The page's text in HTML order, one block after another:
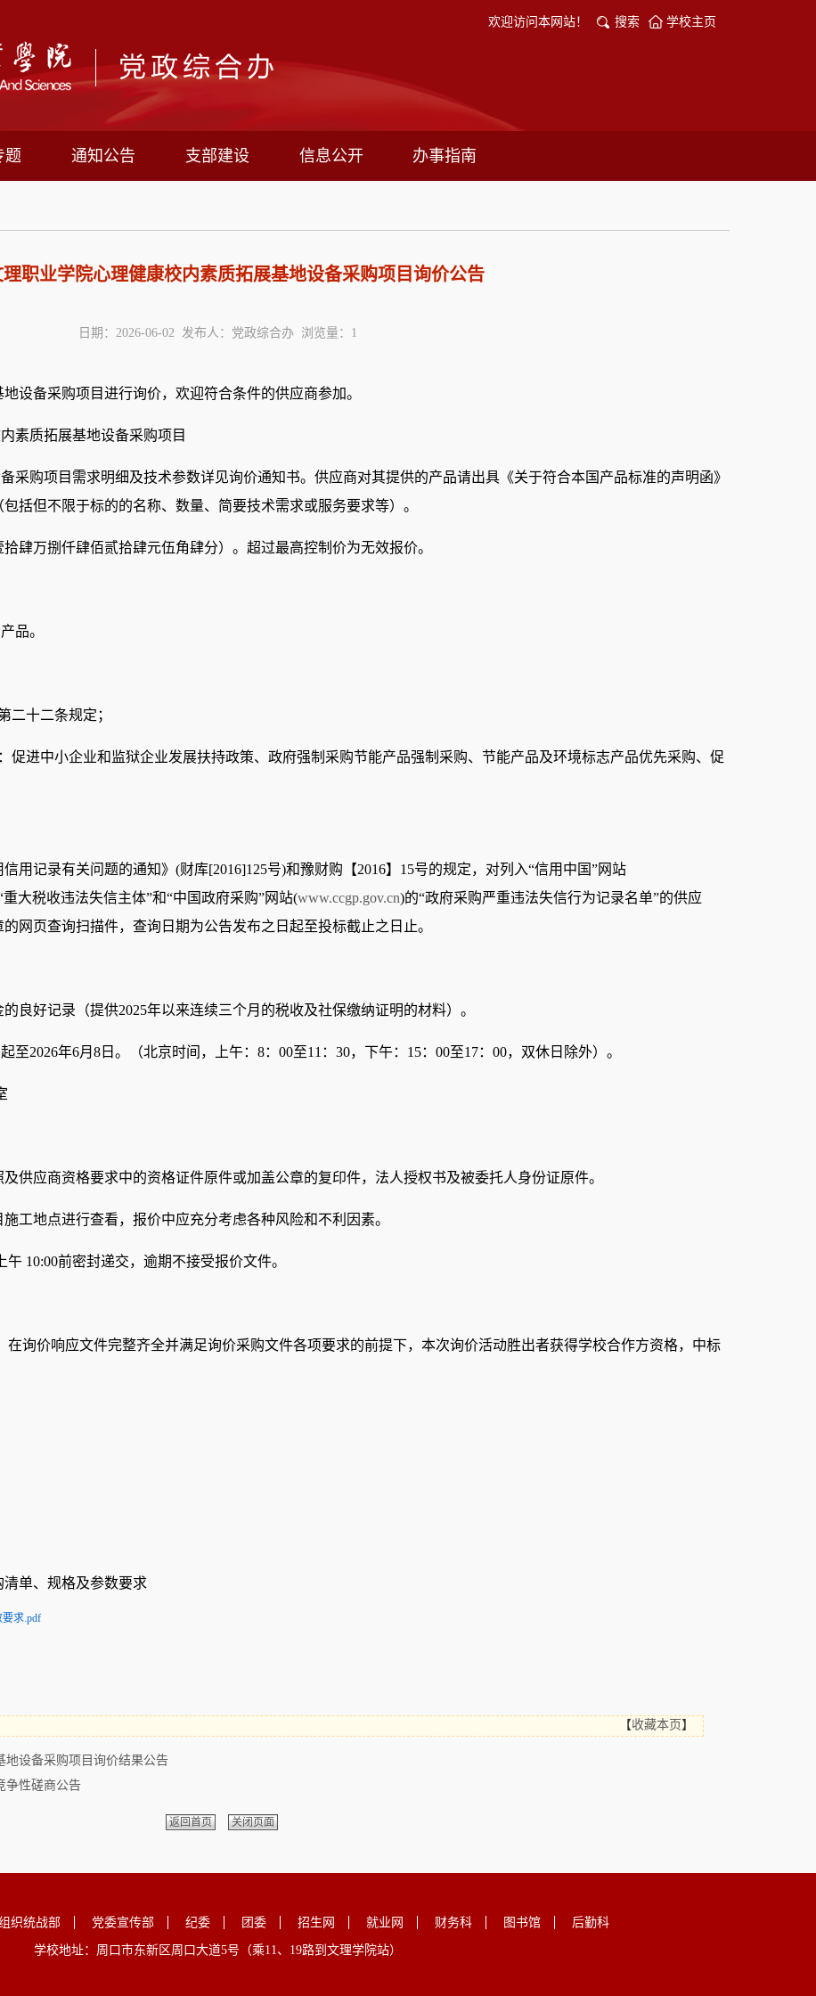
欢迎访问本网站！ 搜索 学校主页
题 通知公告 支部建设 信息公开 办事指南
理职业学院心理健康校内素质拓展基地设备采购项目询价公告
日期：2026-06-02 发布人：党政综合办 浏览量： 1
设备采购项目进行询价，欢迎符合条件的供应商参加。
素质拓展基地设备采购项目
采购项目需求明细及技术参数详见询价通知书。供应商对其提供的产品请出具《关于符合本国产品标准的声明函》
括但不限于标的的名称、数量、简要技术需求或服务要求等）。
肆万捌仟肆佰贰拾肆元伍角肆分‌）。超过最高控制价为无效报价。
品。
二十二条规定；
促进中小企业和监狱企业发展扶持政策、政府强制采购节能产品强制采购、节能产品及环境标志产品优先采购、促
用记录有关问题的通知》(财库[2016]125号)和豫财购【2016】15号的规定，对列入“信用中国”网站
大税收违法失信主体”和“中国政府采购”网站(www.ccgp.gov.cn)的“政府采购严重违法失信行为记录名单”的供应
网页查询扫描件，查询日期为公告发布之日起至投标截止之日止。
良好记录（提供2025年以来连续三个月的税收及社保缴纳证明的材料）。
至2026年6月8日。（北京时间，上午：8：00至11：30，下午：15：00至17：00，双休日除外）。
供应商资格要求中的资格证件原件或加盖公章的复印件，法人授权书及被委托人身份证原件。
工地点进行查看，报价中应充分考虑各种风险和不利因素。
10:00前密封递交，逾期不接受报价文件。
在询价响应文件完整齐全并满足询价采购文件各项要求的前提下，本次询价活动胜出者获得学校合作方资格，中标
单、规格及参数要求
求.pdf
【收藏本页 】
地设备采购项目询价结果公告
争性磋商公告
返回首页 关闭页面
织统战部 党委宣传部 纪委 团委 招生网 就业网 财务科 图书馆 后勤科
学校地址：周口市东新区周口大道5号（乘11、19路到文理学院站）